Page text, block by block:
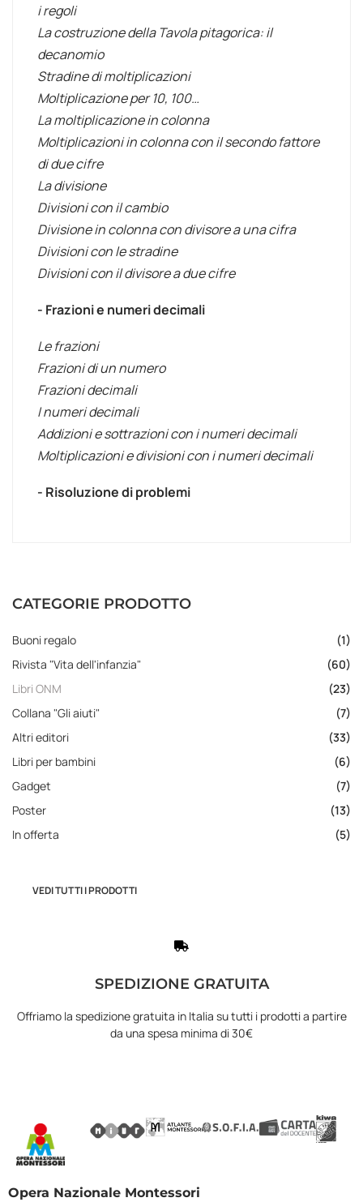
i regoli
La costruzione della Tavola pitagorica: il
decanomio
Stradine di moltiplicazioni
Moltiplicazione per 10, 100…
La moltiplicazione in colonna
Moltiplicazioni in colonna con il secondo fattore
di due cifre
La divisione
Divisioni con il cambio
Divisione in colonna con divisore a una cifra
Divisioni con le stradine
Divisioni con il divisore a due cifre
- Frazioni e numeri decimali
Le frazioni
Frazioni di un numero
Frazioni decimali
I numeri decimali
Addizioni e sottrazioni con i numeri decimali
Moltiplicazioni e divisioni con i numeri decimali
- Risoluzione di problemi
CATEGORIE PRODOTTO
Buoni regalo
(1)
Rivista "Vita dell'infanzia"
(60)
Libri ONM
(23)
Collana "Gli aiuti"
(7)
Altri editori
(33)
Libri per bambini
(6)
Gadget
(7)
Poster
(13)
In offerta
(5)
VEDI TUTTI I PRODOTTI
SPEDIZIONE GRATUITA
Offriamo la spedizione gratuita in Italia su tutti i prodotti a partire
da una spesa minima di 30€
Opera Nazionale Montessori